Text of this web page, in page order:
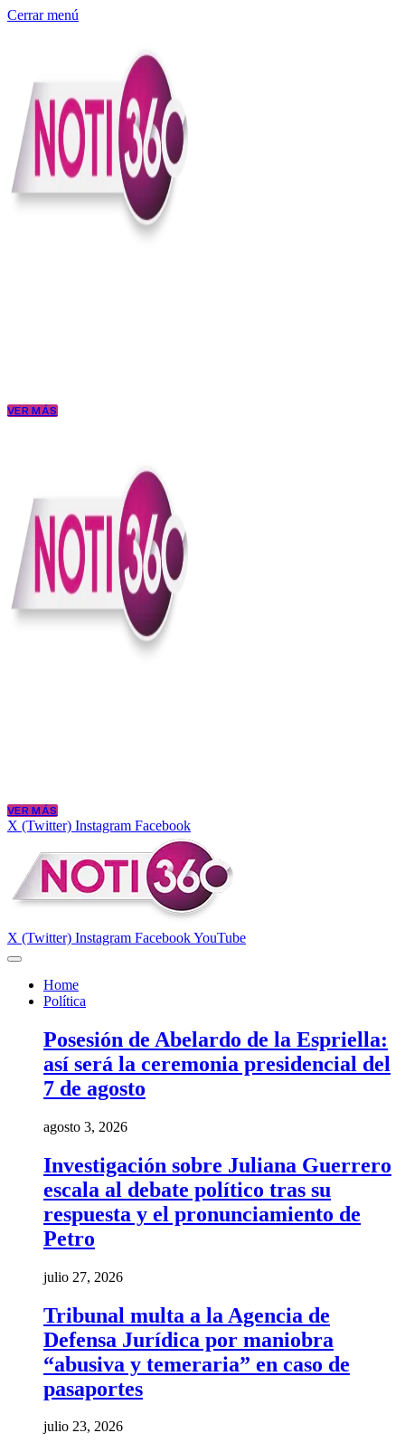
Cerrar menú
VER MÁS
VER MÁS
X (Twitter) Instagram Facebook
X (Twitter) Instagram FacebookYouTube
Home
Política
Posesión de Abelardo de la Espriella:
así será la ceremonia presidencial del
7 de agosto
agosto 3, 2026
Investigación sobre Juliana Guerrero
escala al debate político tras su
respuesta y el pronunciamiento de
Petro
julio 27, 2026
Tribunal multa a la Agencia de
Defensa Jurídica por maniobra
“abusiva y temeraria” en caso de
pasaportes
julio 23, 2026